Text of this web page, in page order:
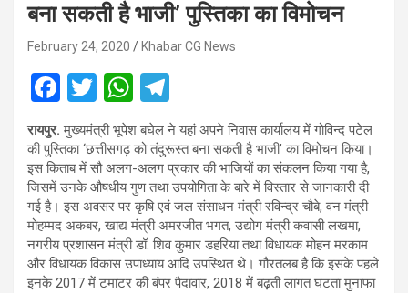
बना सकती है भाजी’ पुस्तिका का विमोचन
February 24, 2020 Khabar CG News
F
a
ce
b
o
o
k
T
wi
tt
er
W
h
at
s
A
p
p
el
e
gr
a
m
रायपुर. मुख्यमंत्री भूपेश बघेल ने यहां अपने निवास कार्यालय में गोविन्द पटेल
की पुस्तिका ‘छत्तीसगढ़ को तंदुरूस्त बना सकती है भाजी’ का विमोचन किया।
इस किताब में सौ अलग-अलग प्रकार की भाजियों का संकलन किया गया है,
जिसमें उनके औषधीय गुण तथा उपयोगिता के बारे में विस्तार से जानकारी दी
गई है। इस अवसर पर कृषि एवं जल संसाधन मंत्री रविन्द्र चौबे, वन मंत्री
मोहम्मद अकबर, खाद्य मंत्री अमरजीत भगत, उद्योग मंत्री कवासी लखमा,
नगरीय प्रशासन मंत्री डॉ. शिव कुमार डहरिया तथा विधायक मोहन मरकाम
और विधायक विकास उपाध्याय आदि उपस्थित थे। गौरतलब है कि इसके पहले
इनके 2017 में टमाटर की बंपर पैदावार, 2018 में बढ़ती लागत घटता मुनाफा